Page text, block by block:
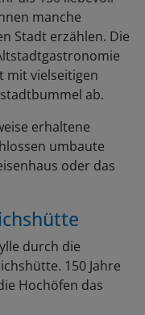
manche
Stadt erzählen. Die
mit vielseitigen
ab.
erhaltene
umbaute
oder das
durch die
150 Jahre
Hochöfen das